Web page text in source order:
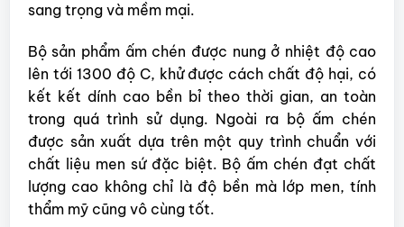
sang trọng và mềm mại.
Bộ sản phẩm ấm chén được nung ở nhiệt độ cao
lên tới 1300 độ C, khử được cách chất độ hại, có
kết kết dính cao bền bỉ theo thời gian, an toàn
trong quá trình sử dụng. Ngoài ra bộ ấm chén
được sản xuất dựa trên một quy trình chuẩn với
chất liệu men sứ đặc biệt. Bộ ấm chén đạt chất
lượng cao không chỉ là độ bền mà lớp men, tính
thẩm mỹ cũng vô cùng tốt.